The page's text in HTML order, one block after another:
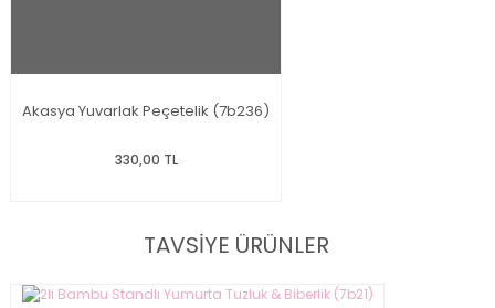
Akasya Yuvarlak Peçetelik (7b236)
330,00 TL
TAVSİYE ÜRÜNLER